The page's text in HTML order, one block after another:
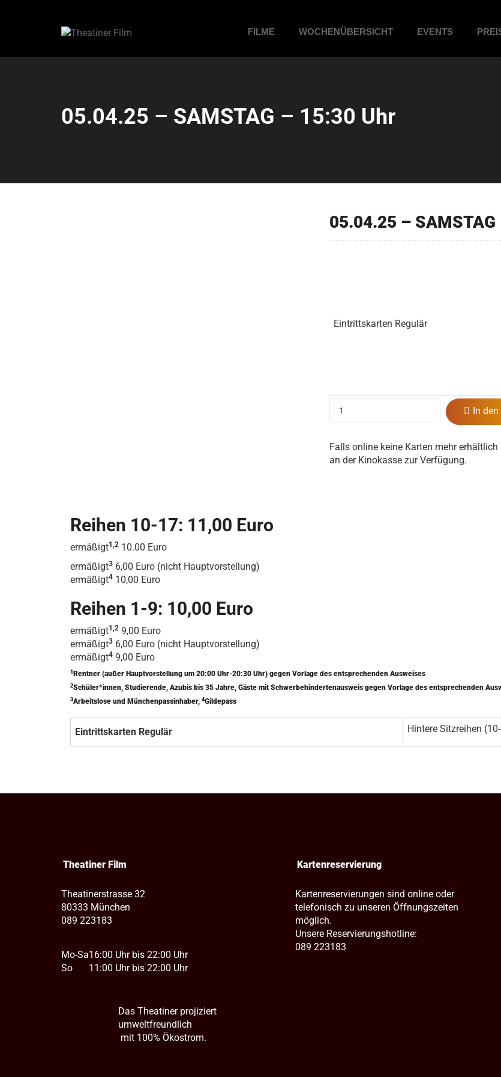
FILME WOCHENÜBERSICHT EVENTS
05.04.25 – SAMSTAG – 15:30 Uhr
05.04.25 –
Eintrittskarten Regulär
In
Falls online keine Karten mehr
an der Kinokasse zur Verfügung.
Reihen 10-17: 11,00 Euro
ermäßigt1,2 10.00 Euro
ermäßigt3 6,00 Euro (nicht Hauptvorstellung)
ermäßigt4 10,00 Euro
Reihen 1-9: 10,00 Euro
ermäßigt1,2 9,00 Euro
ermäßigt3 6,00 Euro (nicht Hauptvorstellung)
ermäßigt4 9,00 Euro
1 Rentner (außer Hauptvorstellung um 20:00 Uhr-20:30 Uhr) gegen Vorlage des entsprechenden Ausweises
2Schüler*innen, Studierende, Azubis bis 35 Jahre, Gäste mit Schwerbehindertenausweis gegen Vorlage des entsprechenden
3Arbeitslose und Münchenpassinhaber, 4Gildepass
Eintrittskarten Regulär Hintere Sitzreihen
Theatiner Film
Theatinerstrasse 32
80333 München
089 223183
Mo-Sa
So
16:00 Uhr bis 22:00 Uhr
11:00 Uhr bis 22:00 Uhr
Das Theatiner projiziert
umweltfreundlich
mit 100% Ökostrom.
Kartenreservierung
Kartenreservierungen sind online oder
telefonisch zu unseren Öffnungszeiten
möglich.
Unsere Reservierungshotline:
089 223183